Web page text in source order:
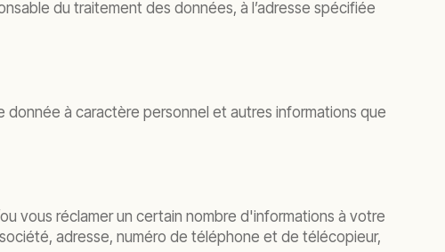
du traitement des données, à l’adresse spécifiée
à caractère personnel et autres informations que
vous réclamer un certain nombre d'informations à votre
adresse, numéro de téléphone et de télécopieur,